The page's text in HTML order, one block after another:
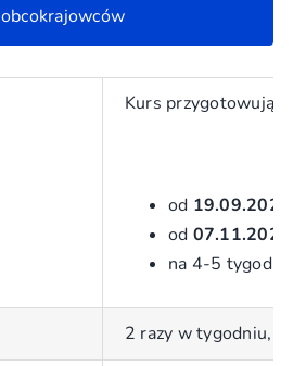
obcokrajowców
Kurs przygotowujący
od 19.09.2026
od 07.11.2026
na 4-5 tygodni
2 razy w tygodniu, w